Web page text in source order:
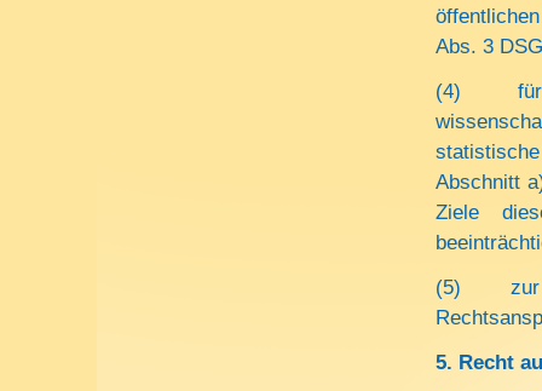
Abs. 3
(4) für
Abschnitt
Ziele
(5) zur
5. Recht